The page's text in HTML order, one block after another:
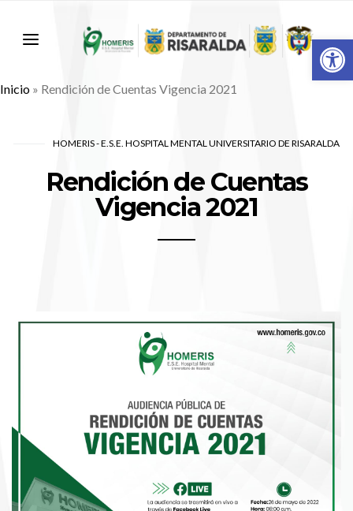
Inicio » Rendición de Cuentas Vigencia 2021
HOMERIS - E.S.E. HOSPITAL MENTAL UNIVERSITARIO DE RISARALDA
Rendición de Cuentas
Vigencia 2021